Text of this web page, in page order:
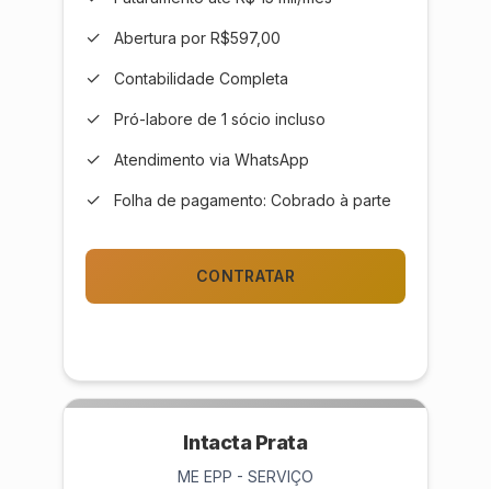
✓ Abertura por R$597,00
✓ Contabilidade Completa
✓ Pró-labore de 1 sócio incluso
✓ Atendimento via WhatsApp
✓ Folha de pagamento: Cobrado à parte
CONTRATAR
Intacta Prata
ME EPP - SERVIÇO